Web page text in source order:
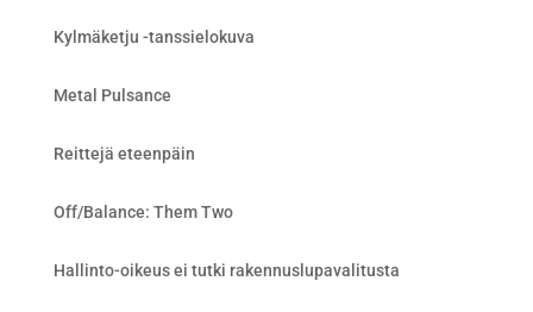
Kylmäketju -tanssielokuva
Metal Pulsance
Reittejä eteenpäin
Off/Balance: Them Two
Hallinto-oikeus ei tutki rakennuslupavalitusta